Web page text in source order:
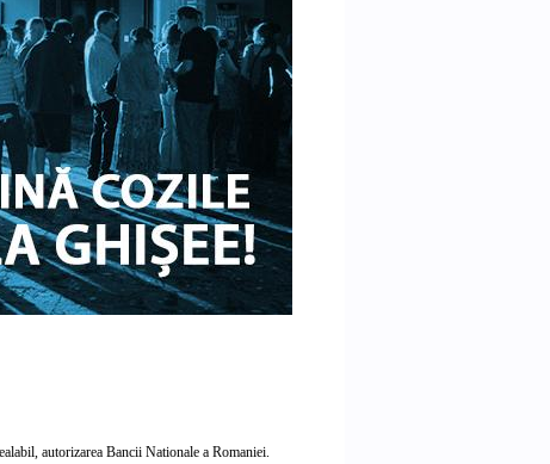
autorizarea Bancii Nationale a Romaniei.